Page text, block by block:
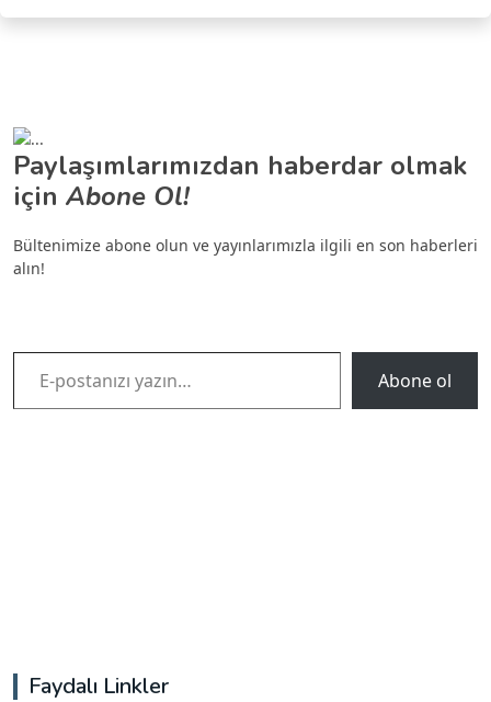
Paylaşımlarımızdan haberdar olmak
için Abone Ol!
Bültenimize abone olun ve yayınlarımızla ilgili en son haberleri
alın!
E-postanızı yazın…
Abone ol
Faydalı Linkler